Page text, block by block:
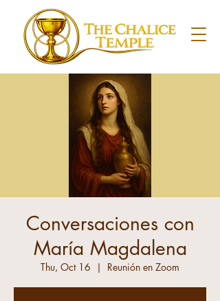
Conversaciones con
María Magdalena
Thu, Oct 16
  |
Reunión en Zoom